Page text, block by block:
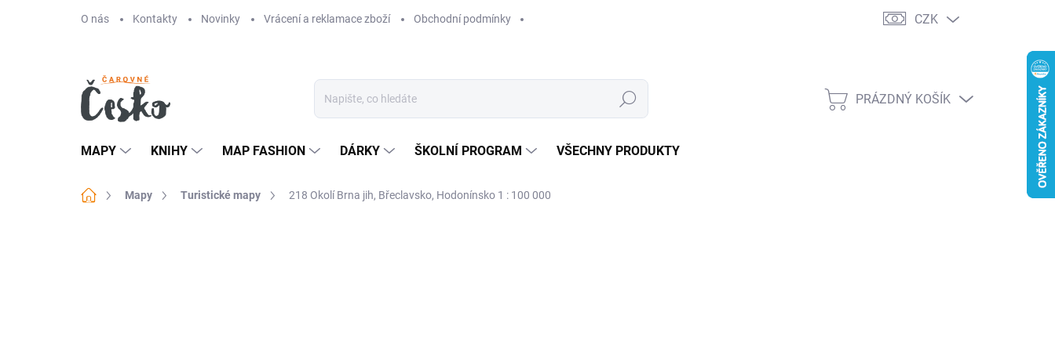
O nás Kontakty Novinky Vrácení a reklamace zboží Obchodní podmínky CZK
Hledat
NÁKUPNÍ
PRÁZDNÝ KOŠÍK
MAPY KNIHY MAP FASHION DÁRKY ŠKOLNÍ PROGRAM VŠECHNY PRODUKTY
Domů Mapy Turistické mapy 218 Okolí Brna jih, Břeclavsko, Hodonínsko 1 : 100 000